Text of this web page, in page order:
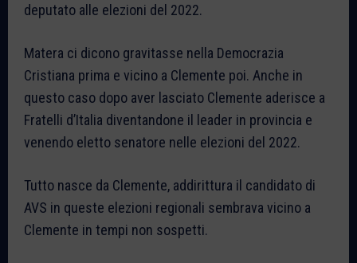
deputato alle elezioni del 2022.
Matera ci dicono gravitasse nella Democrazia
Cristiana prima e vicino a Clemente poi. Anche in
questo caso dopo aver lasciato Clemente aderisce a
Fratelli d’Italia diventandone il leader in provincia e
venendo eletto senatore nelle elezioni del 2022.
Tutto nasce da Clemente, addirittura il candidato di
AVS in queste elezioni regionali sembrava vicino a
Clemente in tempi non sospetti.